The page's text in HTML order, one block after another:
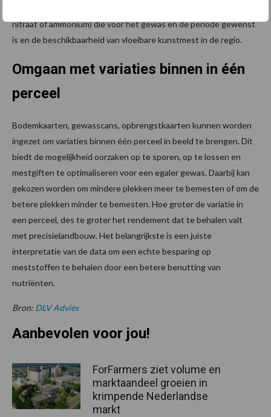
nitraat of ammonium) die voor het gewas en de periode gewenst
is en de beschikbaarheid van vloeibare kunstmest in de regio.
Omgaan met variaties binnen in één
perceel
Bodemkaarten, gewasscans, opbrengstkaarten kunnen worden
ingezet om variaties binnen één perceel in beeld te brengen. Dit
biedt de mogelijkheid oorzaken op te sporen, op te lossen en
mestgiften te optimaliseren voor een egaler gewas. Daarbij kan
gekozen worden om mindere plekken meer te bemesten of om de
betere plekken minder te bemesten. Hoe groter de variatie in
een perceel, des te groter het rendement dat te behalen valt
met precisielandbouw. Het belangrijkste is een juiste
interpretatie van de data om een echte besparing op
meststoffen te behalen door een betere benutting van
nutriënten.
Bron: DLV Advies
Aanbevolen voor jou!
ForFarmers ziet volume en
marktaandeel groeien in
krimpende Nederlandse
markt